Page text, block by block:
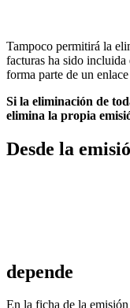
Tampoco permitirá la
facturas ha sido
forma parte de un
Si la eliminación de
elimina la propia
Desde la
depende
En la ficha de la